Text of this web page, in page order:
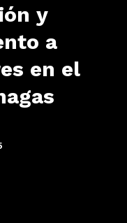
y
a
en el